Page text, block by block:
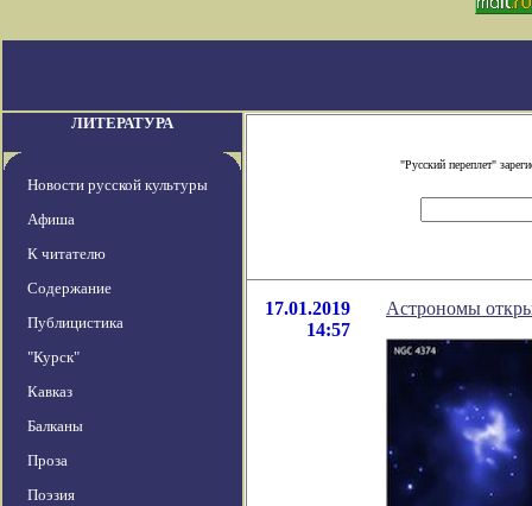
ЛИТЕРАТУРА
Новости русской культуры
Афиша
К читателю
Содержание
Публицистика
"Курск"
Кавказ
Балканы
Проза
Поэзия
"Русский переплет"
17.01.2019
14:57
Астрономы